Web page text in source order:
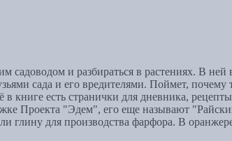
садоводом и разбираться в растениях. В
сада и его вредителями. Поймет, почему
в книге есть странички для дневника,
Проекта "Эдем", его еще называют
глину для производства фарфора. В